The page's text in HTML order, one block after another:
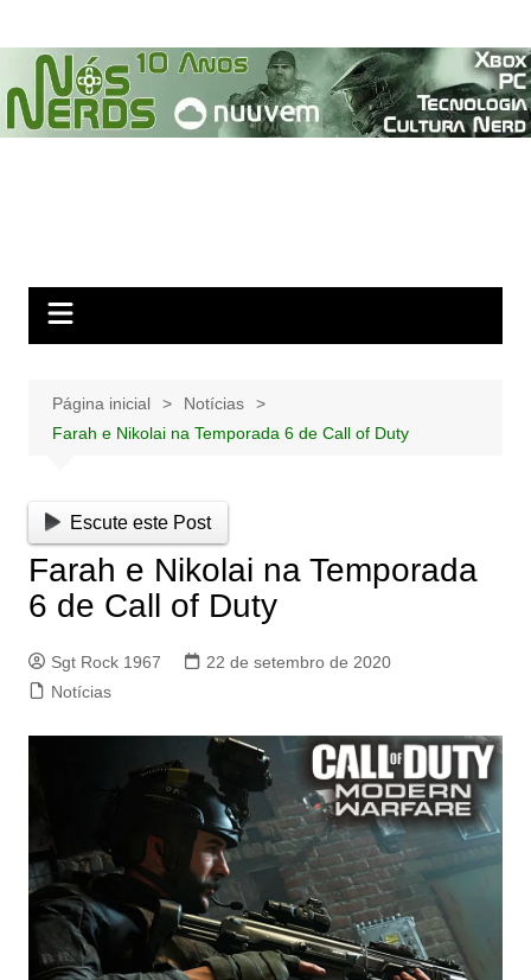
para
conteúdo
Página inicial
Notícias
Farah e Nikolai na Temporada 6 de Call of Duty
Escute este Post
Farah e Nikolai na Temporada
6 de Call of Duty
Sgt Rock 1967
22 de setembro de 2020
Notícias